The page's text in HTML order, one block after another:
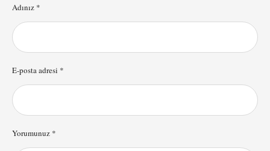
Yorumunuz *
Adınız *
E-posta adresi *